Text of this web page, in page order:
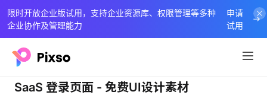
限时开放企业版试用，支持企业资源库、权限管理等多种
企业协作及管理能力
申请
试用
SaaS 登录页面 - 免费UI设计素材